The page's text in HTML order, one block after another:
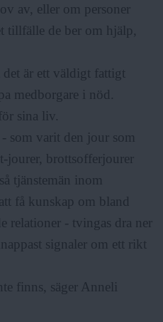
av, eller om personer
tillfälle de ber om hjälp,
är ett väldigt fattigt
medborgare i nöd.
sina liv.
som varit den jour som
jourer, brottsofferjourer
tjänstemän inom
få kunskap om bland
relationer - tvingas dra ner
signaler om ett rikt
finns, säger Anneli